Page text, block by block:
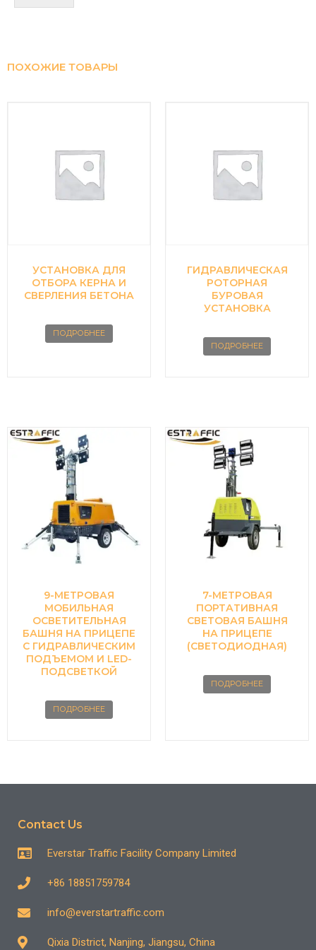
ПОХОЖИЕ ТОВАРЫ
УСТАНОВКА ДЛЯ
ОТБОРА КЕРНА И
СВЕРЛЕНИЯ БЕТОНА
ПОДРОБНЕЕ
ГИДРАВЛИЧЕСКАЯ
РОТОРНАЯ
БУРОВАЯ
УСТАНОВКА
ПОДРОБНЕЕ
9-МЕТРОВАЯ
МОБИЛЬНАЯ
ОСВЕТИТЕЛЬНАЯ
БАШНЯ НА ПРИЦЕПЕ
С ГИДРАВЛИЧЕСКИМ
ПОДЪЕМОМ И LED-
ПОДСВЕТКОЙ
ПОДРОБНЕЕ
7-МЕТРОВАЯ
ПОРТАТИВНАЯ
СВЕТОВАЯ БАШНЯ
НА ПРИЦЕПЕ
(СВЕТОДИОДНАЯ)
ПОДРОБНЕЕ
Contact Us
Everstar Traffic Facility Company Limited
+86 18851759784
info@everstartraffic.com
Qixia District, Nanjing, Jiangsu, China